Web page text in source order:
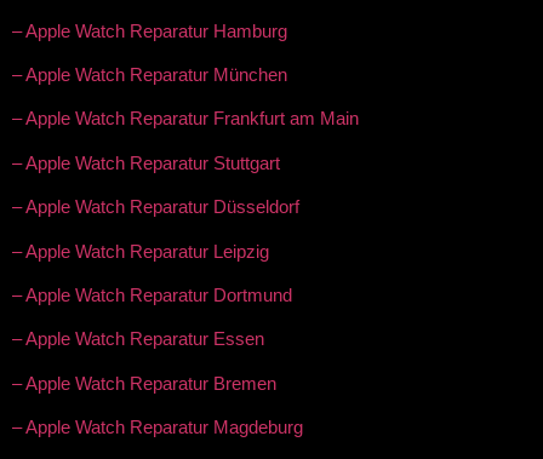
– Apple Watch Reparatur Hamburg
– Apple Watch Reparatur München
– Apple Watch Reparatur Frankfurt am Main
– Apple Watch Reparatur Stuttgart
– Apple Watch Reparatur Düsseldorf
– Apple Watch Reparatur Leipzig
– Apple Watch Reparatur Dortmund
– Apple Watch Reparatur Essen
– Apple Watch Reparatur Bremen
– Apple Watch Reparatur Magdeburg